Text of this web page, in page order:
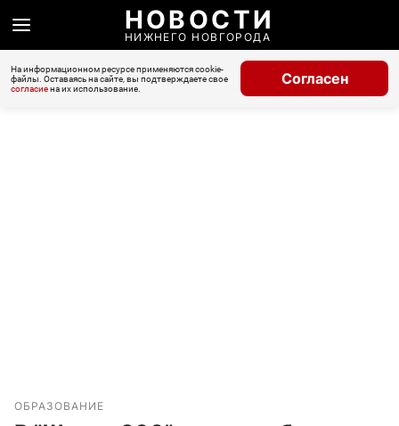
НОВОСТИ
НИЖНЕГО НОВГОРОДА
На информационном ресурсе применяются cookie-
файлы. Оставаясь на сайте, вы подтверждаете свое
согласиена их использование.
Согласен
ОБРАЗОВАНИЕ